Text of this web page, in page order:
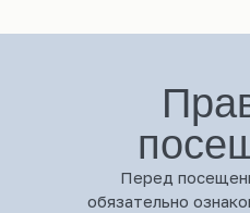
Перед
обязательно